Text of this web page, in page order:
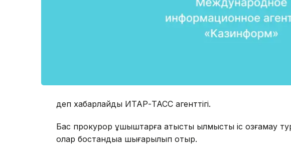
деп хабарлайды ИТАР-ТАСС агенттігі.
Бас прокурор ұшқыштарға қатысты қылмыстық іс қозғамау
олар бостандыққа шығарылып отыр.